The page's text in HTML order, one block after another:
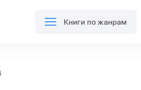
Книги по жанрам